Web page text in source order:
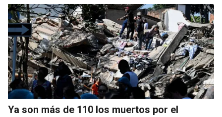
Ya son más de 110 los muertos por el